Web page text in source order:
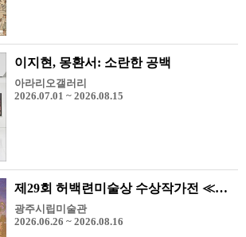
이지현, 몽환서: 소란한 공백
아라리오갤러리
2026.07.01 ~ 2026.08.15
제29회 허백련미술상 수상작가전 ≪장진원-Glory≫
광주시립미술관
2026.06.26 ~ 2026.08.16